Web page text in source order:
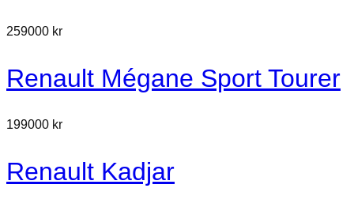
259000 kr
Renault Mégane Sport Tourer
199000 kr
Renault Kadjar